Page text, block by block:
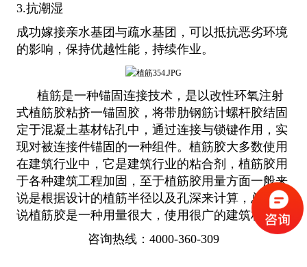
3.抗潮湿
成功嫁接亲水基团与疏水基团，可以抵抗恶劣环境
的影响，保持优越性能，持续作业。
植筋是一种锚固连接技术，是以改性环氧注射
式植筋胶粘挤一锚固胶，将带肋钢筋计螺杆胶结固
定于混凝土基材钻孔中，通过连接与锁键作用，实
现对被连接件锚固的一种组件。植筋胶大多数使用
在建筑行业中，它是建筑行业的粘合剂，植筋胶用
于各种建筑工程加固，至于植筋胶用量方面一般来
说是根据设计的植筋半径以及孔深来计算，总的来
说植筋胶是一种用量很大，使用很广的建筑材料。
咨询热线：4000-360-309